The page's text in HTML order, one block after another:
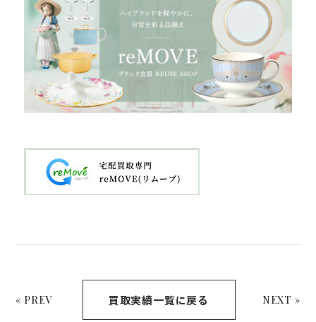
« PREV 買取実績一覧に戻る NEXT »